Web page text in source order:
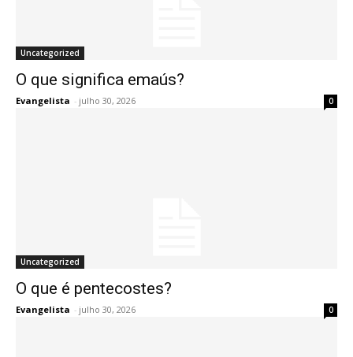
Uncategorized
O que significa emaús?
Evangelista - julho 30, 2026 0
Uncategorized
O que é pentecostes?
Evangelista - julho 30, 2026 0